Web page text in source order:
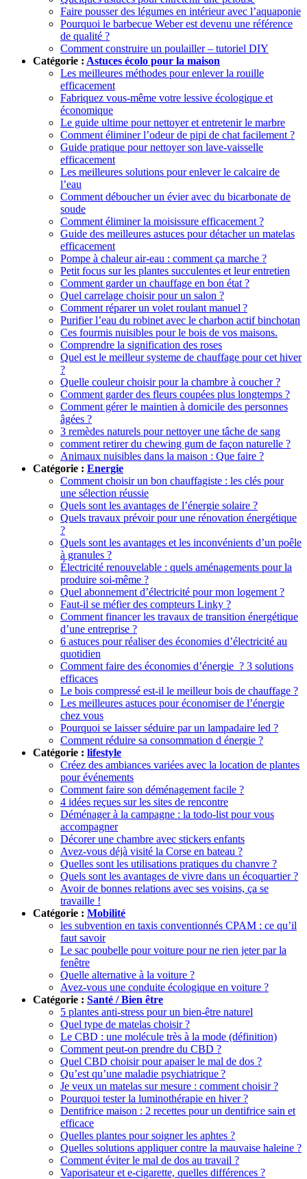
Faire pousser des légumes en intérieur avec l’aquaponie
Pourquoi le barbecue Weber est devenu une référence
de qualité ?
Comment construire un poulailler – tutoriel DIY
Catégorie : Astuces écolo pour la maison
Les meilleures méthodes pour enlever la rouille
efficacement
Fabriquez vous-même votre lessive écologique et
économique
Le guide ultime pour nettoyer et entretenir le marbre
Comment éliminer l’odeur de pipi de chat facilement ?
Guide pratique pour nettoyer son lave-vaisselle
efficacement
Les meilleures solutions pour enlever le calcaire de
l’eau
Comment déboucher un évier avec du bicarbonate de
soude
Comment éliminer la moisissure efficacement ?
Guide des meilleures astuces pour détacher un matelas
efficacement
Pompe à chaleur air-eau : comment ça marche ?
Petit focus sur les plantes succulentes et leur entretien
Comment garder un chauffage en bon état ?
Quel carrelage choisir pour un salon ?
Comment réparer un volet roulant manuel ?
Purifier l’eau du robinet avec le charbon actif binchotan
Ces fourmis nuisibles pour le bois de vos maisons.
Comprendre la signification des roses
Quel est le meilleur systeme de chauffage pour cet hiver
?
Quelle couleur choisir pour la chambre à coucher ?
Comment garder des fleurs coupées plus longtemps ?
Comment gérer le maintien à domicile des personnes
âgées ?
3 remèdes naturels pour nettoyer une tâche de sang
comment retirer du chewing gum de façon naturelle ?
Animaux nuisibles dans la maison : Que faire ?
Catégorie : Energie
Comment choisir un bon chauffagiste : les clés pour
une sélection réussie
Quels sont les avantages de l’énergie solaire ?
Quels travaux prévoir pour une rénovation énergétique
?
Quels sont les avantages et les inconvénients d’un poêle
à granules ?
Électricité renouvelable : quels aménagements pour la
produire soi-même ?
Quel abonnement d’électricité pour mon logement ?
Faut-il se méfier des compteurs Linky ?
Comment financer les travaux de transition énergétique
d’une entreprise ?
6 astuces pour réaliser des économies d’électricité au
quotidien
Comment faire des économies d’énergie ? 3 solutions
efficaces
Le bois compressé est-il le meilleur bois de chauffage ?
Les meilleures astuces pour économiser de l’énergie
chez vous
Pourquoi se laisser séduire par un lampadaire led ?
Comment réduire sa consommation d énergie ?
Catégorie : lifestyle
Créez des ambiances variées avec la location de plantes
pour événements
Comment faire son déménagement facile ?
4 idées reçues sur les sites de rencontre
Déménager à la campagne : la todo-list pour vous
accompagner
Décorer une chambre avec stickers enfants
Avez-vous déjà visité la Corse en bateau ?
Quelles sont les utilisations pratiques du chanvre ?
Quels sont les avantages de vivre dans un écoquartier ?
Avoir de bonnes relations avec ses voisins, ça se
travaille !
Catégorie : Mobilité
les subvention en taxis conventionnés CPAM : ce qu’il
faut savoir
Le sac poubelle pour voiture pour ne rien jeter par la
fenêtre
Quelle alternative à la voiture ?
Avez-vous une conduite écologique en voiture ?
Catégorie : Santé / Bien être
5 plantes anti-stress pour un bien-être naturel
Quel type de matelas choisir ?
Le CBD : une molécule très à la mode (définition)
Comment peut-on prendre du CBD ?
Quel CBD choisir pour apaiser le mal de dos ?
Qu’est qu’une maladie psychiatrique ?
Je veux un matelas sur mesure : comment choisir ?
Pourquoi tester la luminothérapie en hiver ?
Dentifrice maison : 2 recettes pour un dentifrice sain et
efficace
Quelles plantes pour soigner les aphtes ?
Quelles solutions appliquer contre la mauvaise haleine ?
Comment éviter le mal de dos au travail ?
Vaporisateur et e-cigarette, quelles différences ?